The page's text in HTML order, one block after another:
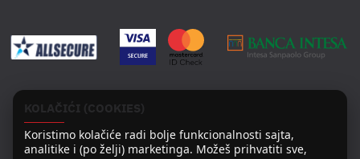
KOLAČIĆI (COOKIES)
Koristimo kolačiće radi bolje funkcionalnosti sajta,
analitike i (po želji) marketinga. Možeš prihvatiti sve,